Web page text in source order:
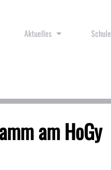
Aktuelles Schule
am HoGy